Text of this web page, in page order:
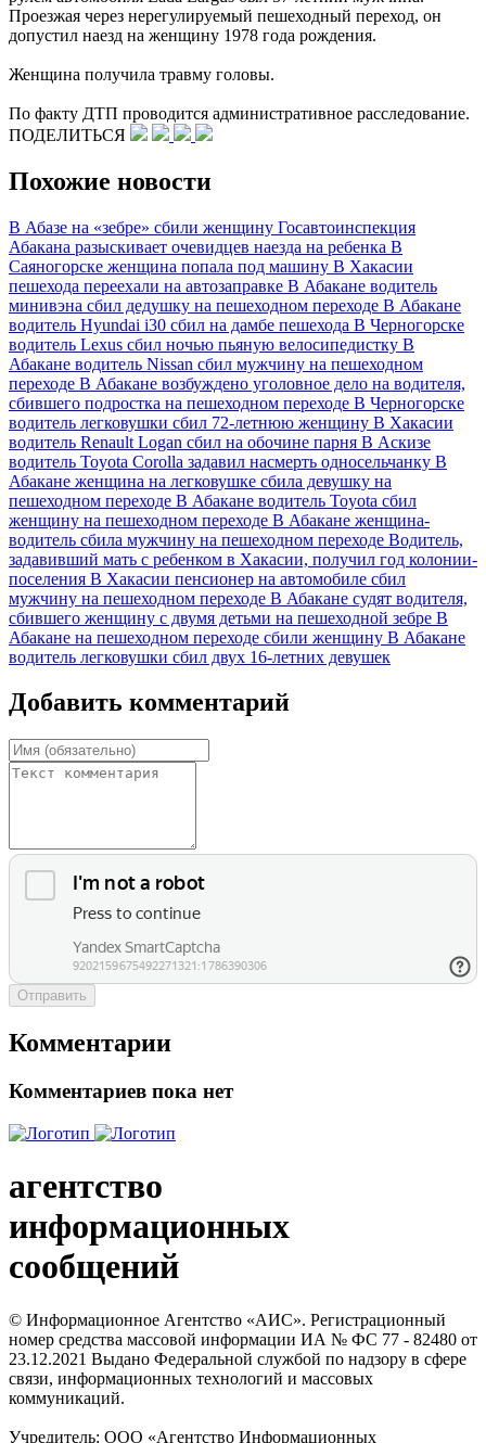
Проезжая через нерегулируемый пешеходный переход, он
допустил наезд на женщину 1978 года рождения.
Женщина получила травму головы.
По факту ДТП проводится административное расследование.
ПОДЕЛИТЬСЯ
Похожие новости
В Абазе на «зебре» сбили женщину Госавтоинспекция
Абакана разыскивает очевидцев наезда на ребенка В
Саяногорске женщина попала под машину В Хакасии
пешехода переехали на автозаправке В Абакане водитель
минивэна сбил дедушку на пешеходном переходе В Абакане
водитель Hyundai i30 сбил на дамбе пешехода В Черногорске
водитель Lexus сбил ночью пьяную велосипедистку В
Абакане водитель Nissan сбил мужчину на пешеходном
переходе В Абакане возбуждено уголовное дело на водителя,
сбившего подростка на пешеходном переходе В Черногорске
водитель легковушки сбил 72-летнюю женщину В Хакасии
водитель Renault Logan сбил на обочине парня В Аскизе
водитель Toyota Corolla задавил насмерть односельчанку В
Абакане женщина на легковушке сбила девушку на
пешеходном переходе В Абакане водитель Toyota сбил
женщину на пешеходном переходе В Абакане женщина-
водитель сбила мужчину на пешеходном переходе Водитель,
задавивший мать с ребенком в Хакасии, получил год колонии-
поселения В Хакасии пенсионер на автомобиле сбил
мужчину на пешеходном переходе В Абакане судят водителя,
сбившего женщину с двумя детьми на пешеходной зебре В
Абакане на пешеходном переходе сбили женщину В Абакане
водитель легковушки сбил двух 16-летних девушек
Добавить комментарий
Отправить
Комментарии
Комментариев пока нет
агентство
информационных
сообщений
© Информационное Агентство «АИС». Регистрационный
номер средства массовой информации ИА № ФС 77 - 82480 от
23.12.2021 Выдано Федеральной службой по надзору в сфере
связи, информационных технологий и массовых
коммуникаций.
Учредитель: ООО «Агентство Информационных